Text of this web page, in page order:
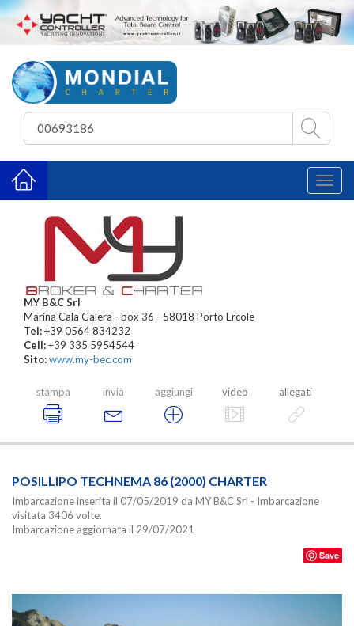
MY B&C Srl
Marina Cala Galera - box 36 - 58018 Porto Ercole
Tel:+39 0564 834232
Cell:+39 335 5954544
Sito:www.my-bec.com
stampa invia aggiungi video allegati
POSILLIPO TECHNEMA 86 (2000) CHARTER
Imbarcazione inserita il 07/05/2019 da MY B&C Srl - Imbarcazione
visitata 3406 volte.
Imbarcazione aggiornata il 29/07/2021
Save